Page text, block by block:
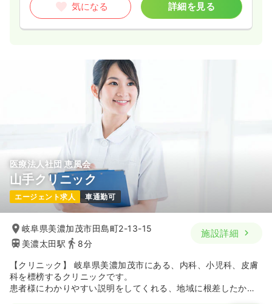
気になる 詳細を見る
医療法人社団 恵風会
山手クリニック
エージェント求人 車通勤可
岐阜県美濃加茂市田島町2-13-15
美濃太田駅
8分
施設詳細
【クリニック】 岐阜県美濃加茂市にある、内科、小児科、皮膚
科を標榜するクリニックです。
患者様にわかりやすい説明をしてくれる、地域に根差したかか